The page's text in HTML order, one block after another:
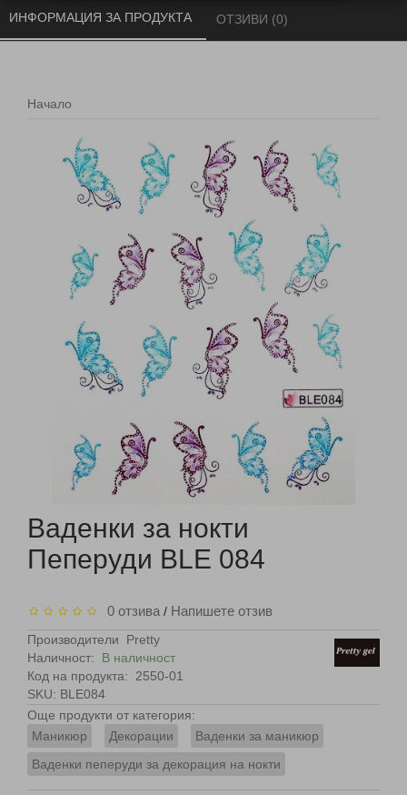
Начало
ИНФОРМАЦИЯ ЗА ПРОДУКТА ОТЗИВИ (0)
Ваденки за нокти
Пеперуди BLE 084
0 отзива / Напишете отзив
Производители
Pretty
Наличност: В наличност
Код на продукта:
2550-01
SKU: BLE084
Още продукти от категория:
Маникюр
Декорации
Ваденки за маникюр
Ваденки пеперуди за декорация на нокти